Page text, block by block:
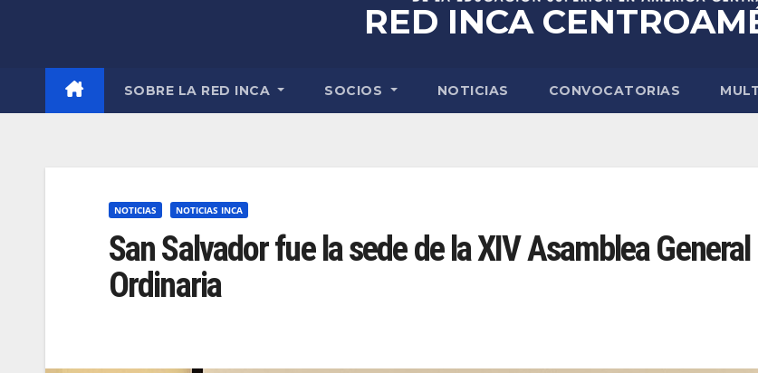
RED INCA
SOBRE LA RED INCA SOCIOS NOTICIAS CONVOCATORIAS
NOTICIAS NOTICIAS INCA
San Salvador fue la sede de la XIV Asamblea General
Ordinaria